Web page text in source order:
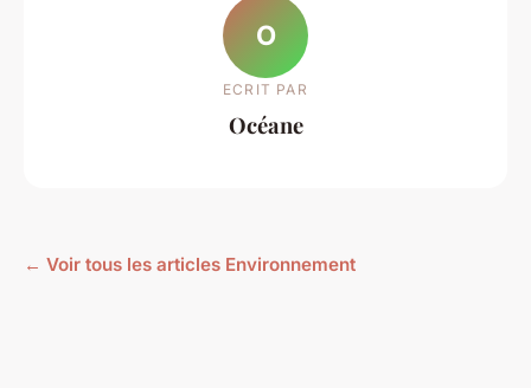
O
ECRIT PAR
Océane
← Voir tous les articles Environnement